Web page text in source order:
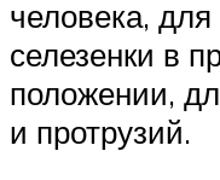
человека,
селезенки в
положении,
и протрузий.